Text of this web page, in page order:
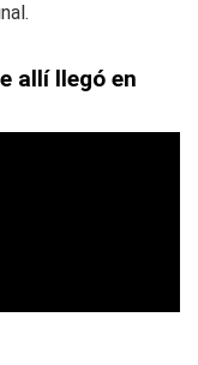
allí llegó en